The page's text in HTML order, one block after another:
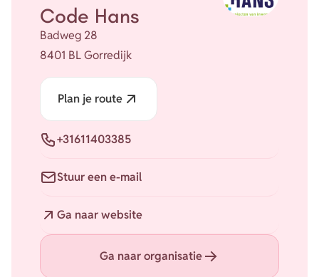
Code Hans
Badweg 28
8401 BL Gorredijk
Plan je route
Telefoon
+31611403385
E-mail
Stuur een e-mail
Ga naar website
Ga naar organisatie